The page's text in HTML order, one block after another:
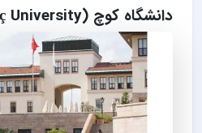
دانشگاه کوچ (Koç University)